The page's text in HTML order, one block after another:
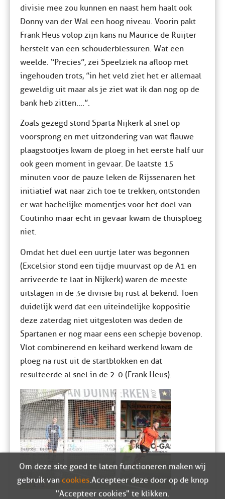
divisie mee zou kunnen en naast hem haalt ook
Donny van der Wal een hoog niveau. Voorin pakt
Frank Heus volop zijn kans nu Maurice de Ruijter
herstelt van een schouderblessuren. Wat een
weelde. “Precies”, zei Speelziek na afloop met
ingehouden trots, ”in het veld ziet het er allemaal
geweldig uit maar als je ziet wat ik dan nog op de
bank heb zitten….”.
Zoals gezegd stond Sparta Nijkerk al snel op
voorsprong en met uitzondering van wat flauwe
plaagstootjes kwam de ploeg in het eerste half uur
ook geen moment in gevaar. De laatste 15
minuten voor de pauze leken de Rijssenaren het
initiatief wat naar zich toe te trekken, ontstonden
er wat hachelijke momentjes voor het doel van
Coutinho maar echt in gevaar kwam de thuisploeg
niet.
Omdat het duel een uurtje later was begonnen
(Excelsior stond een tijdje muurvast op de A1 en
arriveerde te laat in Nijkerk) waren de meeste
uitslagen in de 3e divisie bij rust al bekend. Toen
duidelijk werd dat een uiteindelijke koppositie
deze zaterdag niet uitgesloten was deden de
Spartanen er nog maar eens een schepje bovenop.
Vlot combinerend en keihard werkend kwam de
ploeg na rust uit de startblokken en dat
resulteerde al snel in de 2-0 (Frank Heus).
Om deze site goed te laten functioneren maken wij
gebruik van cookies. Accepteer deze door op de knop
"Accepteer cookies" te klikken.